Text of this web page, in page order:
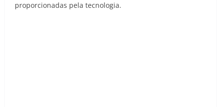
proporcionadas pela tecnologia.